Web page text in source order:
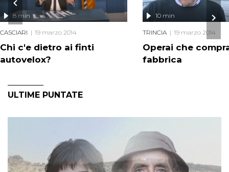
Chi c'e dietro ai finti
autovelox?
8 min
CASCIARI 19 marzo 2014
Operai che
fabbrica
10 min
TRINCIA 19 marzo 2014
ULTIME PUNTATE